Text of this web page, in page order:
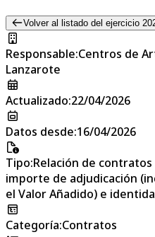
Volver al listado del ejercicio
Responsable:Centros de
Lanzarote
Actualizado:22/04/2026
Datos desde:16/04/2026
Tipo:Relación de
importe de adjudicación
el Valor Añadido) e
Categoría:Contratos